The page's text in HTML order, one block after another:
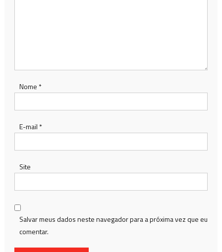
Nome *
E-mail *
Site
Salvar meus dados neste navegador para a próxima vez que eu
comentar.